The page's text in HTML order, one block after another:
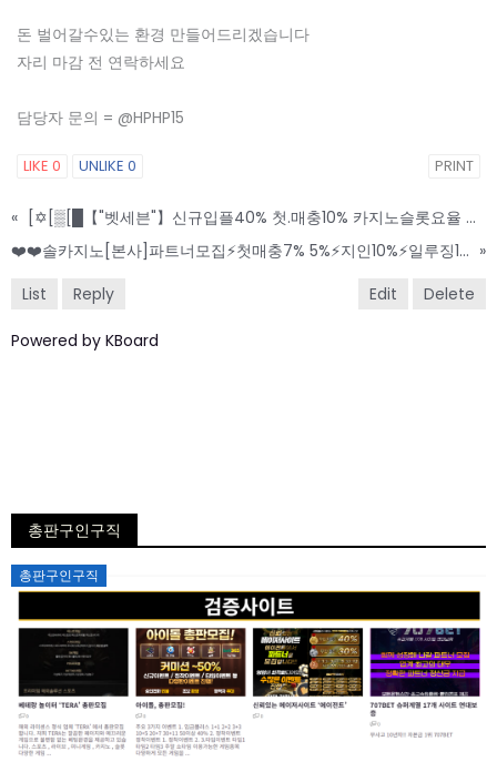
돈 벌어갈수있는 환경 만들어드리겠습니다
자리 마감 전 연락하세요
담당자 문의 = @HPHP15
LIKE 0 UNLIKE 0 PRINT
«
[✡️[▒[█【"벳세븐"】신규입플40% 첫.매충10% 카지노슬롯요율 지급█]▒]✡️]
❤️❤️솔카지노[본사]파트너모집⚡️첫매충7% 5%⚡️지인10%⚡️일루징10%⚡️주간루징 5%⚡️매주1천만토너⚡️❤️❤️ »
List
Reply Edit Delete
Powered by KBoard
총판구인구직
총판구인구직
Posted
on